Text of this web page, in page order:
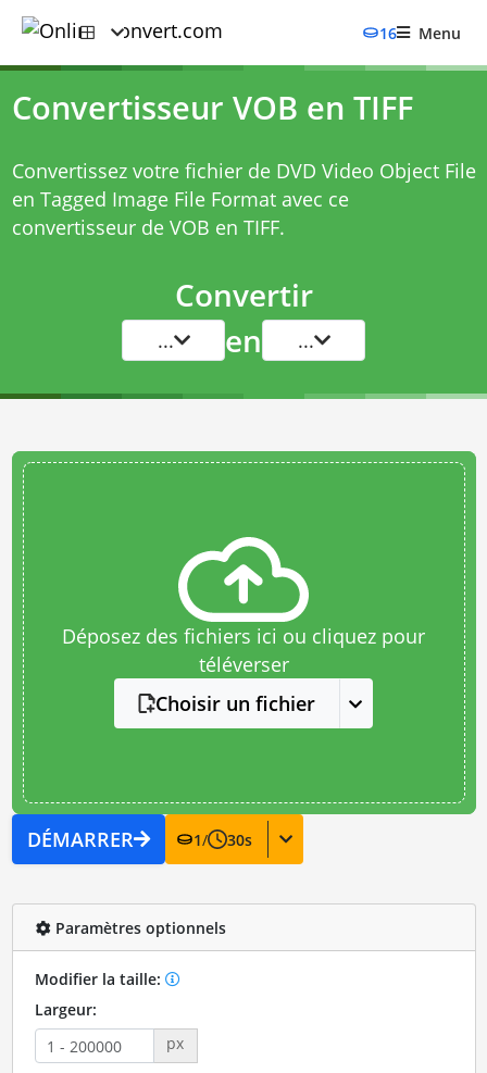
16 Menu
Convertisseur VOB en TIFF
Convertissez votre fichier de DVD Video Object File
en Tagged Image File Format avec ce
convertisseur de VOB en TIFF.
Convertir
... en ...
Déposez des fichiers ici ou cliquez pour
téléverser
Choisir un fichier
DÉMARRER 1/ 30s
Paramètres optionnels
Modifier la taille:
Largeur:
px